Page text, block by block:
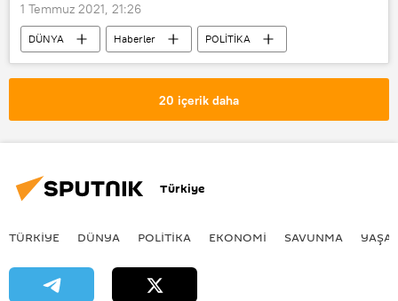
1 Temmuz 2021, 21:26
DÜNYA Haberler
POLİTİKA
Sergey Lavrov
John Kerry
ABD
Rusya iklim
20 içerik daha
Türkiye
TÜRKIYE DÜNYA POLİTİKA EKONOMİ SAVUNMA